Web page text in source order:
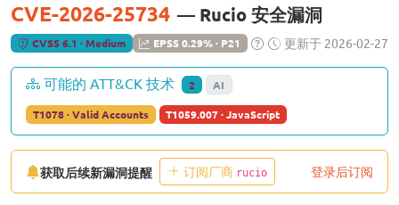
CVE-2026-25734 — Rucio 安全漏洞
CVSS 6.1 · Medium EPSS 0.29% · P21 更新于 2026-02-27
可能的 ATT&CK 技术 2 AI
T1078 · Valid Accounts T1059.007 · JavaScript
获取后续新漏洞提醒 订阅厂商 rucio 登录后订阅